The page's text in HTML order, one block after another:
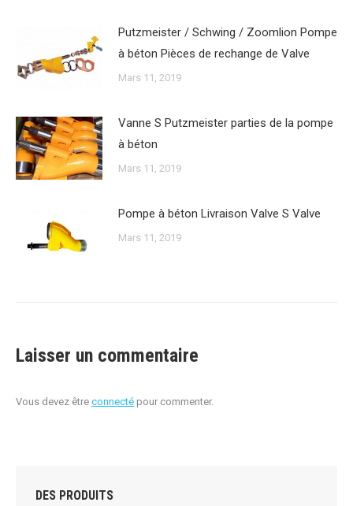
Putzmeister / Schwing / Zoomlion Pompe
à béton Pièces de rechange de Valve
Mars 11, 2019
Vanne S Putzmeister parties de la pompe
à béton
Mars 11, 2019
Pompe à béton Livraison Valve S Valve
Mars 11, 2019
Laisser un commentaire
Vous devez être connecté pour commenter.
DES PRODUITS